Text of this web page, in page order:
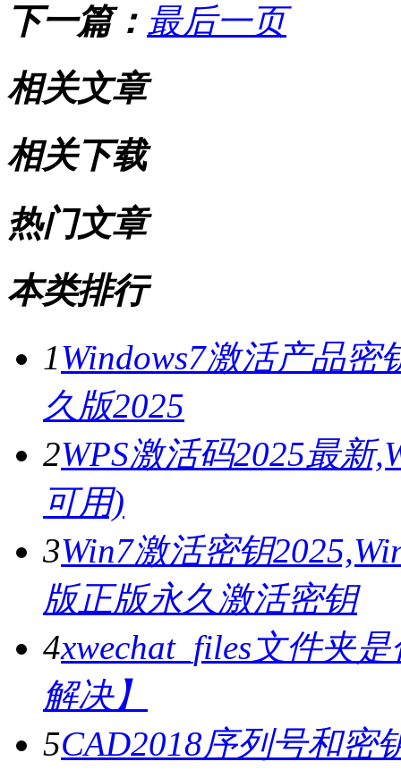
下一篇： 最后一页
相关文章
相关下载
热门文章
本类排行
1Windows7激活产品密
久版2025
2WPS激活码2025最新
可用)
3Win7激活密钥
版正版永久激活密钥
4xwechat_files文件夹
解决】
5CAD2018序列号和密